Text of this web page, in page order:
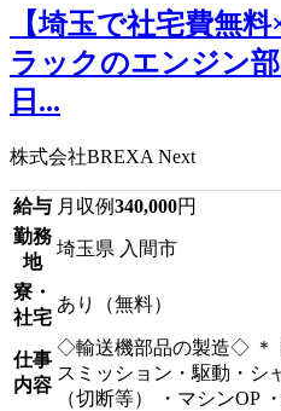
【埼玉で社宅費無
ラックのエンジン
日...
株式会社BREXA Next
給与 月収例340,000円
勤務
地
埼玉県 入間市
寮・
社宅
あり（無料）
仕事
内容
◇輸送機部品の製造◇ ＊
スミッション・駆動・シ
（切断等） ・マシンOP